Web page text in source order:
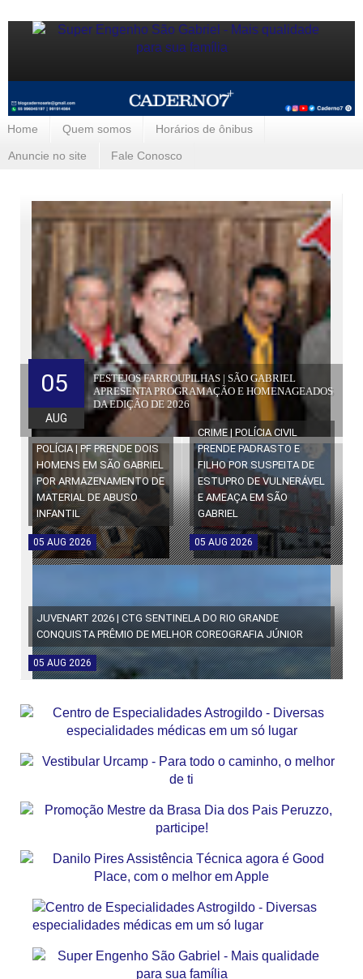
Home Quem somos Horários de ônibus
Anuncie no site Fale Conosco
FESTEJOS FARROUPILHAS | SÃO GABRIEL
APRESENTA PROGRAMAÇÃO E HOMENAGEADOS
DA EDIÇÃO DE 2026
05
AUG
POLÍCIA | PF PRENDE DOIS
HOMENS EM SÃO GABRIEL
POR ARMAZENAMENTO DE
MATERIAL DE ABUSO
INFANTIL
05 AUG 2026
CRIME | POLÍCIA CIVIL
PRENDE PADRASTO E
FILHO POR SUSPEITA DE
ESTUPRO DE VULNERÁVEL
E AMEAÇA EM SÃO
GABRIEL
05 AUG 2026
JUVENART 2026 | CTG SENTINELA DO RIO GRANDE
CONQUISTA PRÊMIO DE MELHOR COREOGRAFIA JÚNIOR
05 AUG 2026